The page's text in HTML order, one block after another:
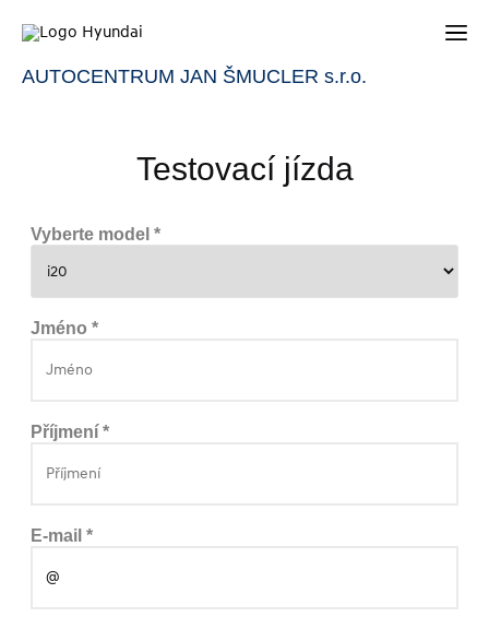
AUTOCENTRUM JAN ŠMUCLER s.r.o.
Testovací jízda
Vyberte model *
Jméno *
Příjmení *
E-mail *